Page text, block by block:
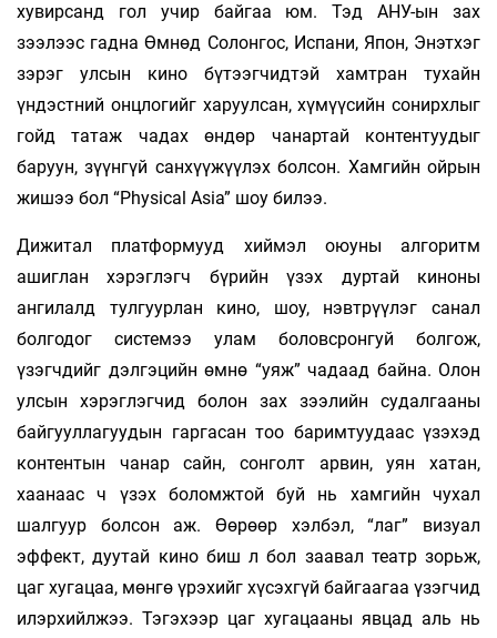
хувирсанд гол учир байгаа юм. Тэд АНУ-ын зах
зээлээс гадна Өмнөд Солонгос, Испани, Япон, Энэтхэг
зэрэг улсын кино бүтээгчидтэй хамтран тухайн
үндэстний онцлогийг харуулсан, хүмүүсийн сонирхлыг
гойд татаж чадах өндөр чанартай контентуудыг
баруун, зүүнгүй санхүүжүүлэх болсон. Хамгийн ойрын
жишээ бол “Physical Аsia” шоу билээ.
Дижитал платформууд хиймэл оюуны алгоритм
ашиглан хэрэглэгч бүрийн үзэх дуртай киноны
ангилалд тулгуурлан кино, шоу, нэвт­рүүлэг санал
болгодог системээ улам боловсронгуй болгож,
үзэгчдийг дэлгэцийн өмнө “уяж” чадаад байна. Олон
улсын хэрэглэгчид болон зах зээлийн судалгааны
байгууллагуудын гаргасан тоо баримтуудаас үзэхэд
контентын чанар сайн, сонголт арвин, уян хатан,
хаанаас ч үзэх боломжтой буй нь хамгийн чухал
шалгуур болсон аж. Өөрөөр хэлбэл, “лаг” визуал
эффект, дуутай кино биш л бол заавал театр зорьж,
цаг хугацаа, мөнгө үрэхийг хүсэхгүй байгаагаа үзэгчид
илэрхийлжээ. Тэгэхээр цаг хугацааны явцад аль нь